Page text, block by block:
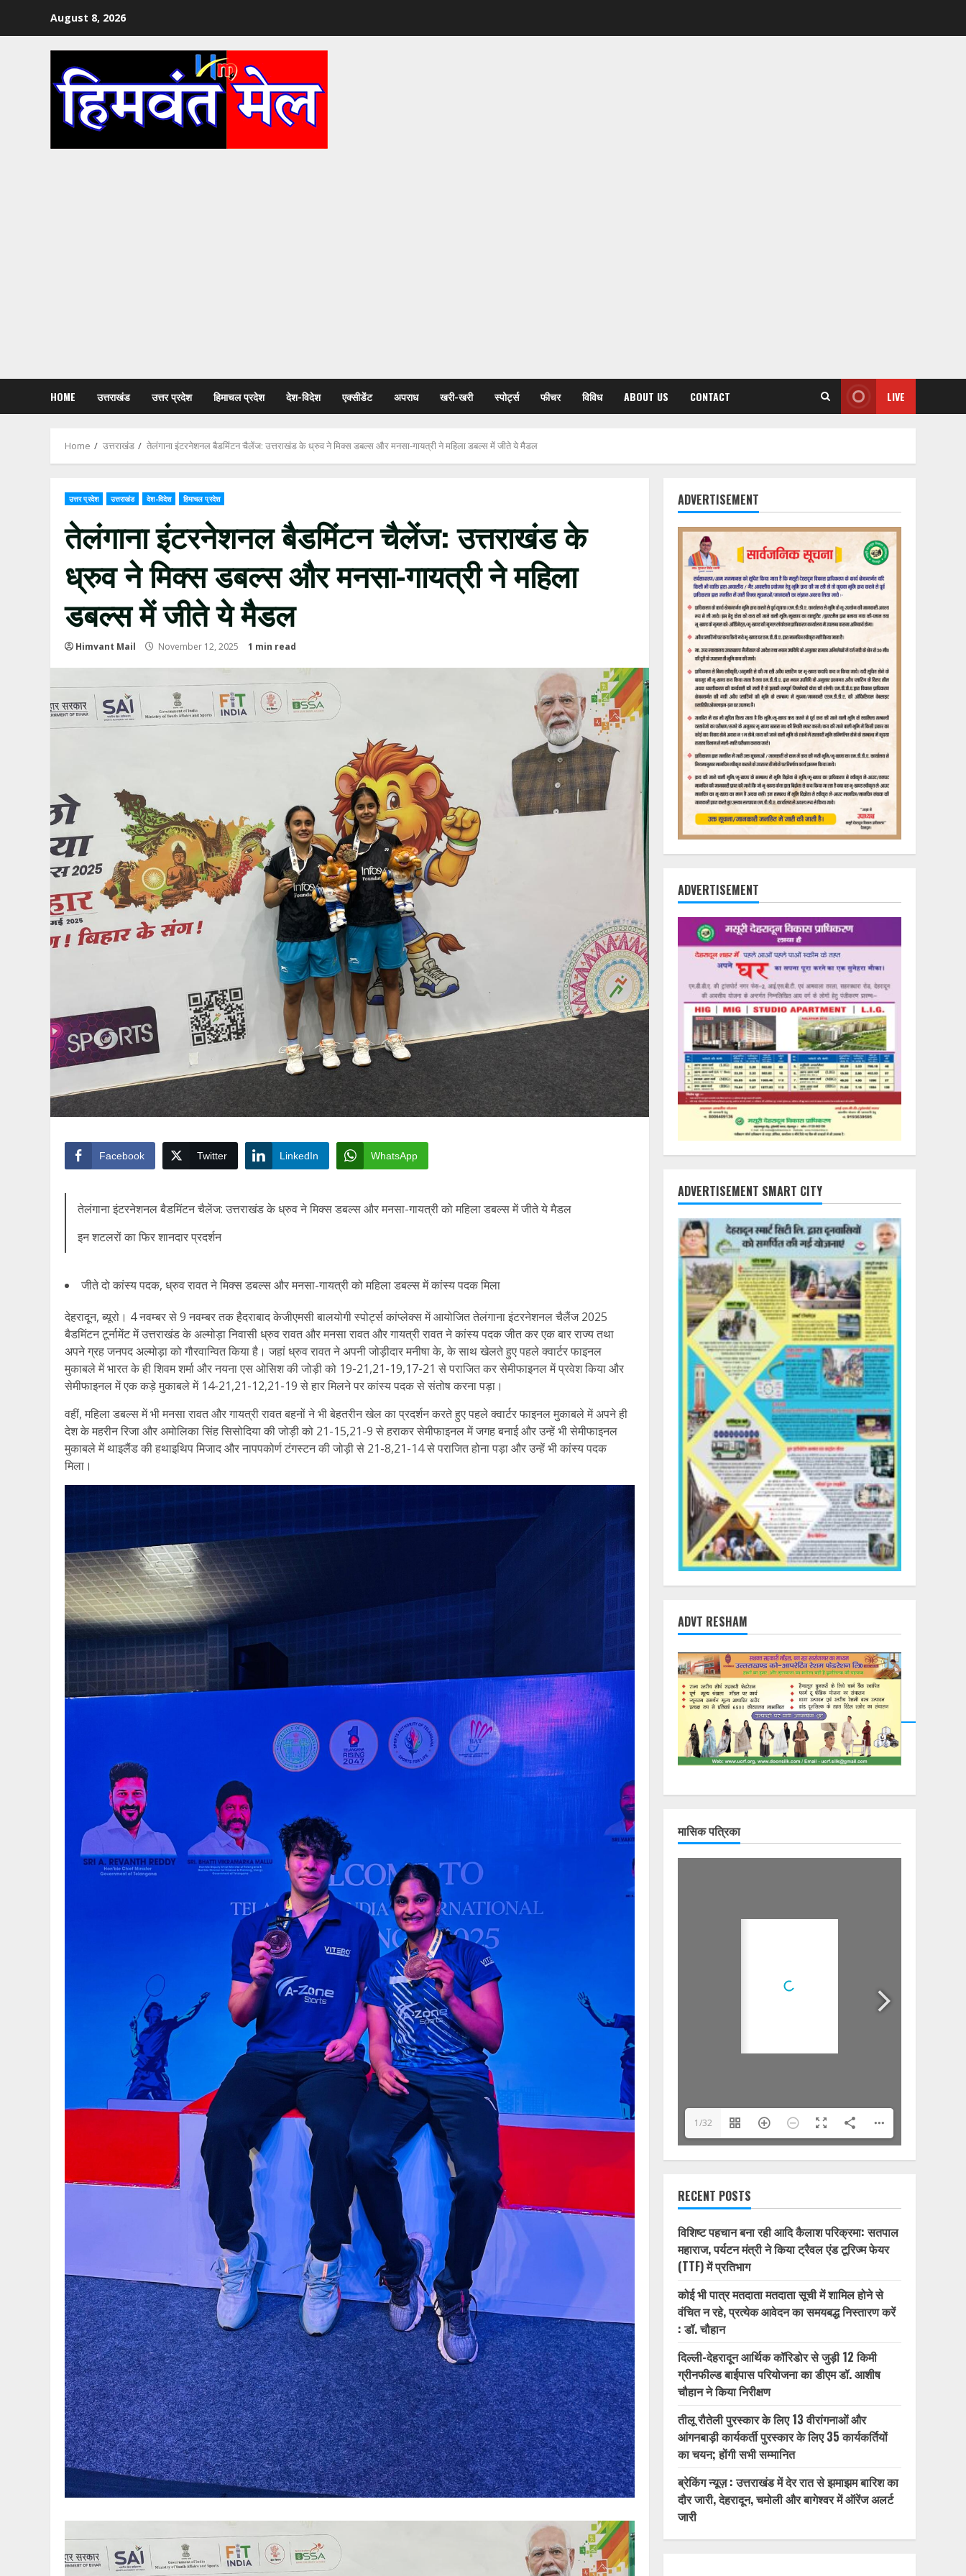
August 8, 2026
HOME उत्तराखंड उत्तर प्रदेश हिमाचल प्रदेश देश-विदेश एक्सीडेंट अपराध खरी-खरी स्पोर्ट्स फीचर विविध ABOUT US CONTACT LIVE
Home उत्तराखंड तेलंगाना इंटरनेशनल बैडमिंटन चैलेंज: उत्तराखंड के ध्रुव ने मिक्स डबल्स और मनसा-गायत्री ने महिला डबल्स में जीते ये मैडल
उत्तर प्रदेश उत्तराखंड देश-विदेश हिमाचल प्रदेश
तेलंगाना इंटरनेशनल बैडमिंटन चैलेंज: उत्तराखंड के
ध्रुव ने मिक्स डबल्स और मनसा-गायत्री ने महिला
डबल्स में जीते ये मैडल
Himvant Mail November 12, 2025 1 min read
Facebook Twitter LinkedIn WhatsApp
तेलंगाना इंटरनेशनल बैडमिंटन चैलेंज: उत्तराखंड के ध्रुव ने मिक्स डबल्स और मनसा-गायत्री को महिला डबल्स में जीते ये मैडल
इन शटलरों का फिर शानदार प्रदर्शन
जीते दो कांस्य पदक, ध्रुव रावत ने मिक्स डबल्स और मनसा-गायत्री को महिला डबल्स में कांस्य पदक मिला
देहरादून, ब्यूरो। 4 नवम्बर से 9 नवम्बर तक हैदराबाद केजीएमसी बालयोगी स्पोर्ट्स कांप्लेक्स में आयोजित तेलंगाना इंटरनेशनल चैलैंज 2025
बैडमिंटन टूर्नामेंट में उत्तराखंड के अल्मोड़ा निवासी ध्रुव रावत और मनसा रावत और गायत्री रावत ने कांस्य पदक जीत कर एक बार राज्य तथा
अपने ग्रह जनपद अल्मोड़ा को गौरवान्वित किया है। जहां ध्रुव रावत ने अपनी जोड़ीदार मनीषा के, के साथ खेलते हुए पहले क्वार्टर फाइनल
मुकाबले में भारत के ही शिवम शर्मा और नयना एस ओसिश की जोड़ी को 19-21,21-19,17-21 से पराजित कर सेमीफाइनल में प्रवेश किया और
सेमीफाइनल में एक कड़े मुकाबले में 14-21,21-12,21-19 से हार मिलने पर कांस्य पदक से संतोष करना पड़ा।
वहीं, महिला डबल्स में भी मनसा रावत और गायत्री रावत बहनों ने भी बेहतरीन खेल का प्रदर्शन करते हुए पहले क्वार्टर फाइनल मुकाबले में अपने ही
देश के महरीन रिजा और अमोलिका सिंह सिसोदिया की जोड़ी को 21-15,21-9 से हराकर सेमीफाइनल में जगह बनाई और उन्हें भी सेमीफाइनल
मुकाबले में थाइलैंड की हथाइथिप मिजाद और नापपकोर्ण टंगस्टन की जोड़ी से 21-8,21-14 से पराजित होना पड़ा और उन्हें भी कांस्य पदक
मिला।
ADVERTISEMENT
ADVERTISEMENT
ADVERTISEMENT SMART CITY
ADVT RESHAM
मासिक पत्रिका
1/32
RECENT POSTS
विशिष्ट पहचान बना रही आदि कैलाश परिक्रमा: सतपाल
महाराज, पर्यटन मंत्री ने किया ट्रैवल एंड टूरिज्म फेयर
(TTF) में प्रतिभाग
कोई भी पात्र मतदाता मतदाता सूची में शामिल होने से
वंचित न रहे, प्रत्येक आवेदन का समयबद्ध निस्तारण करें
: डॉ. चौहान
दिल्ली-देहरादून आर्थिक कॉरिडोर से जुड़ी 12 किमी
ग्रीनफील्ड बाईपास परियोजना का डीएम डॉ. आशीष
चौहान ने किया निरीक्षण
तीलू रौतेली पुरस्कार के लिए 13 वीरांगनाओं और
आंगनबाड़ी कार्यकर्ती पुरस्कार के लिए 35 कार्यकर्तियों
का चयन; होंगी सभी सम्मानित
ब्रेकिंग न्यूज़ : उत्तराखंड में देर रात से झमाझम बारिश का
दौर जारी, देहरादून, चमोली और बागेश्वर में ऑरेंज अलर्ट
जारी